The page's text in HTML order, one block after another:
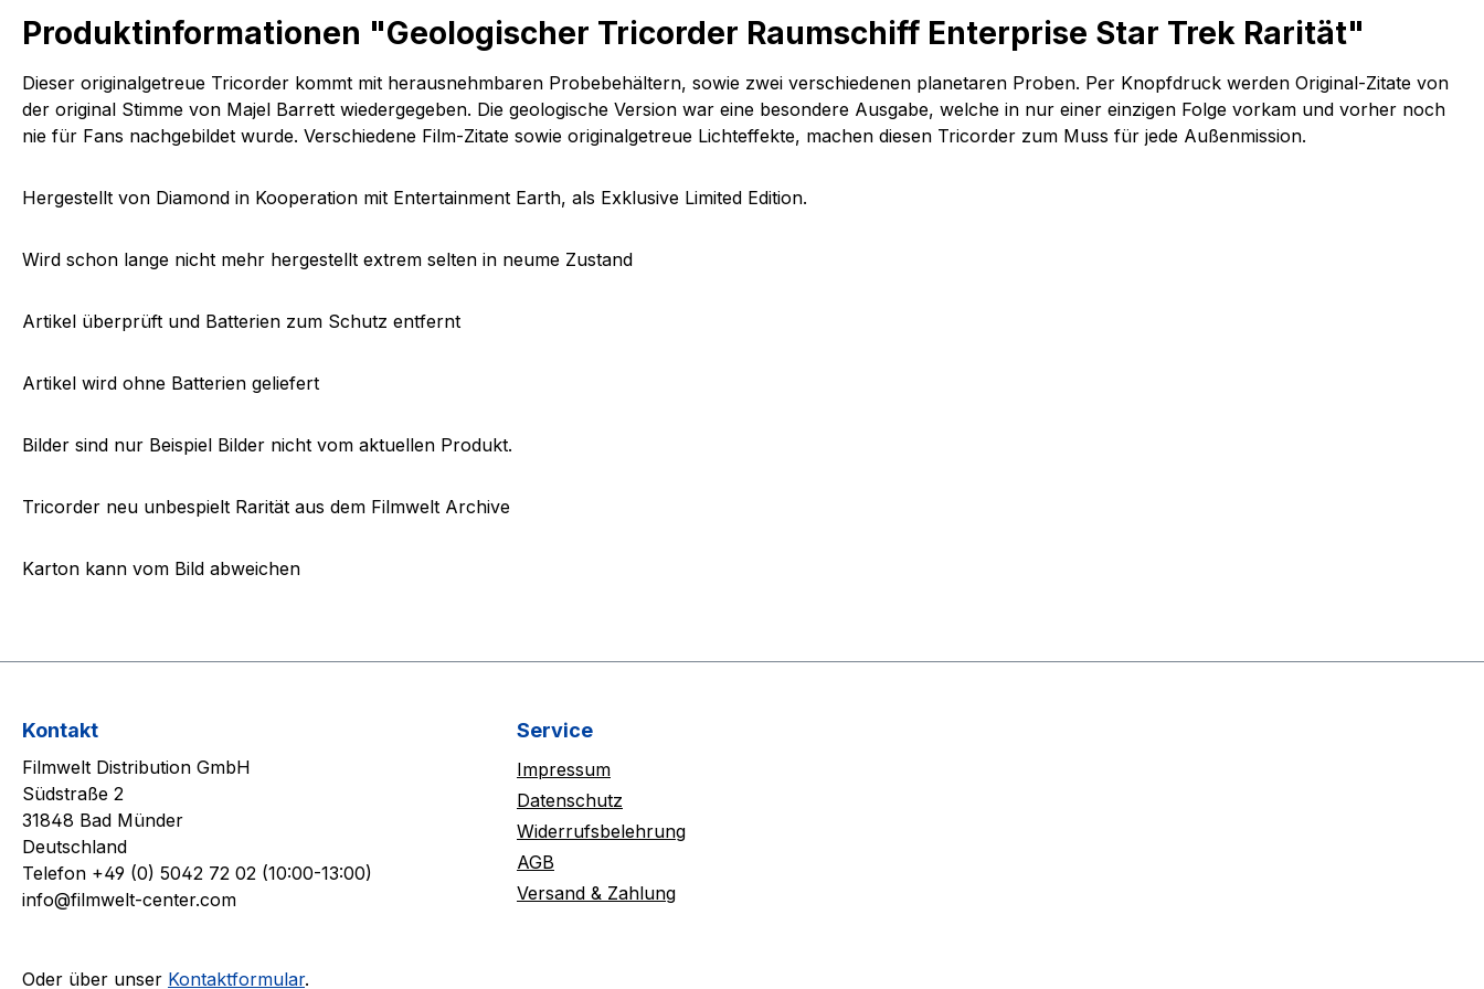
Produktinformationen "Geologischer Tricorder Raumschiff Enterprise Star Trek Rarität"
Dieser originalgetreue Tricorder kommt mit herausnehmbaren Probebehältern, sowie zwei verschiedenen planetaren Proben. Per Knopfdruck werden Original-Zitate von
der original Stimme von Majel Barrett wiedergegeben. Die geologische Version war eine besondere Ausgabe, welche in nur einer einzigen Folge vorkam und vorher noch
nie für Fans nachgebildet wurde. Verschiedene Film-Zitate sowie originalgetreue Lichteffekte, machen diesen Tricorder zum Muss für jede Außenmission.
Hergestellt von Diamond in Kooperation mit Entertainment Earth, als Exklusive Limited Edition.
Wird schon lange nicht mehr hergestellt extrem selten in neume Zustand
Artikel überprüft und Batterien zum Schutz entfernt
Artikel wird ohne Batterien geliefert
Bilder sind nur Beispiel Bilder nicht vom aktuellen Produkt.
Tricorder neu unbespielt Rarität aus dem Filmwelt Archive
Karton kann vom Bild abweichen
Kontakt
Filmwelt Distribution GmbH
Südstraße 2
31848 Bad Münder
Deutschland
Telefon +49 (0) 5042 72 02 (10:00-13:00)
info@filmwelt-center.com
Oder über unser Kontaktformular.
Service
Impressum
Datenschutz
Widerrufsbelehrung
AGB
Versand & Zahlung